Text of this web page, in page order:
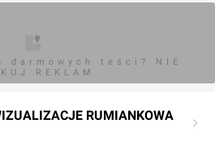
darmowych teści? NIE
REKLAM
RUMIANKOWA